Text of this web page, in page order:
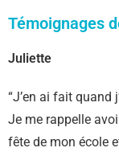
Témoignages
Juliette
“J’en ai fait quand
Je me rappelle
fête de mon école